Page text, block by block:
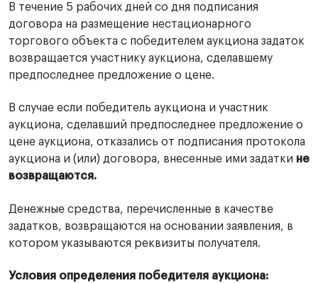
В течение 5 рабочих дней со дня подписания
договора на размещение нестационарного
торгового объекта с победителем аукциона задаток
возвращается участнику аукциона, сделавшему
предпоследнее предложение о цене.
В случае если победитель аукциона и участник
аукциона, сделавший предпоследнее предложение о
цене аукциона, отказались от подписания протокола
аукциона и (или) договора, внесенные ими задатки не
возвращаются.
Денежные средства, перечисленные в качестве
задатков, возвращаются на основании заявления, в
котором указываются реквизиты получателя.
Условия определения победителя аукциона: